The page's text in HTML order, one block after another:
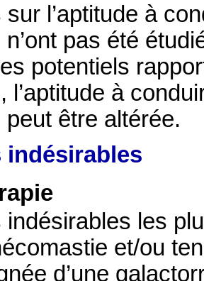
sur l’aptitude à
pas été
potentiels
l’aptitude à
être altérée.
indésirables
indésirables les
et/ou
d’une